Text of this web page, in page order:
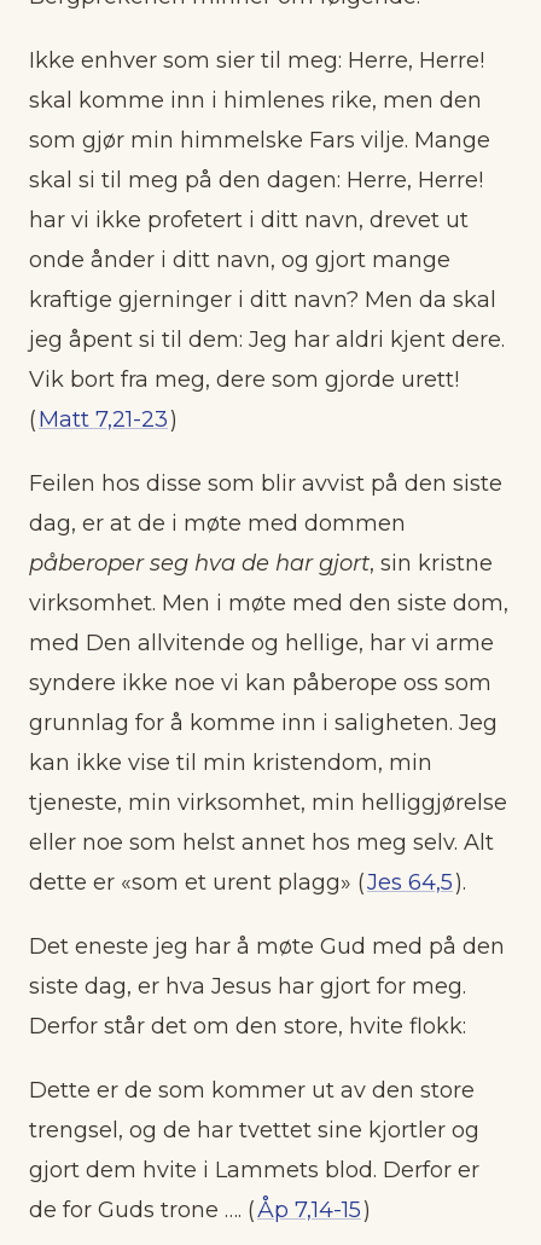
Ikke enhver som sier til meg: Herre, Herre!
skal komme inn i himlenes rike, men den
som gjør min himmelske Fars vilje. Mange
skal si til meg på den dagen: Herre, Herre!
har vi ikke profetert i ditt navn, drevet ut
onde ånder i ditt navn, og gjort mange
kraftige gjerninger i ditt navn? Men da skal
jeg åpent si til dem: Jeg har aldri kjent dere.
Vik bort fra meg, dere som gjorde urett!
(Matt 7,21-23)
Feilen hos disse som blir avvist på den siste
dag, er at de i møte med dommen
påberoper seg hva de har gjort, sin kristne
virksomhet. Men i møte med den siste dom,
med Den allvitende og hellige, har vi arme
syndere ikke noe vi kan påberope oss som
grunnlag for å komme inn i saligheten. Jeg
kan ikke vise til min kristendom, min
tjeneste, min virksomhet, min helliggjørelse
eller noe som helst annet hos meg selv. Alt
dette er «som et urent plagg» (Jes 64,5).
Det eneste jeg har å møte Gud med på den
siste dag, er hva Jesus har gjort for meg.
Derfor står det om den store, hvite flokk:
Dette er de som kommer ut av den store
trengsel, og de har tvettet sine kjortler og
gjort dem hvite i Lammets blod. Derfor er
de for Guds trone …. (Åp 7,14-15)